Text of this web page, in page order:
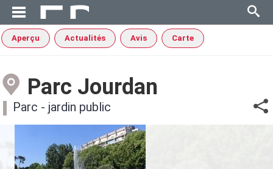
Aperçu Actualités Avis Carte
Parc Jourdan
Parc - jardin public